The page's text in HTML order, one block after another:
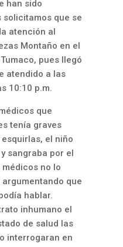
han sido
solicitamos que se
atención al
Montaño en el
pues llegó
atendido a las
10:10 p.m.
que
tenía graves
el niño
sangraba por el
no lo
que
hablar.
inhumano el
de salud las
interrogaran en